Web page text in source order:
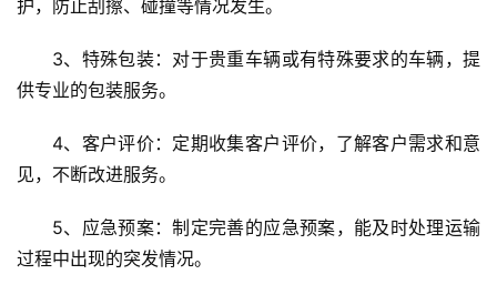
护，防止刮擦、碰撞等情况发生。
3、特殊包装：对于贵重车辆或有特殊要求的车辆，提
供专业的包装服务。
4、客户评价：定期收集客户评价，了解客户需求和意
见，不断改进服务。
5、应急预案：制定完善的应急预案，能及时处理运输
过程中出现的突发情况。